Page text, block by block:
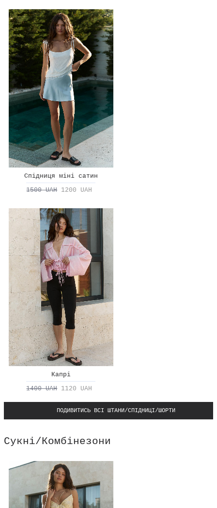
Спідниця міні сатин
1500 UAH 1200 UAH
Капрі
1400 UAH 1120 UAH
ПОДИВИТИСЬ ВСІ ШТАНИ/СПІДНИЦІ/ШОРТИ
Сукні/Комбінезони